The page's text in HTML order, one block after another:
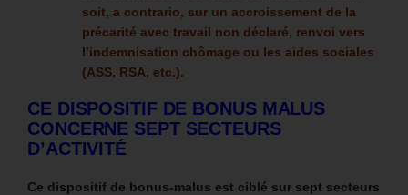
soit, a contrario, sur un accroissement de la
précarité avec travail non déclaré, renvoi vers
l’indemnisation chômage ou les aides sociales
(ASS, RSA, etc.).
CE DISPOSITIF DE BONUS MALUS
CONCERNE SEPT SECTEURS
D’ACTIVITÉ
Ce dispositif de bonus-malus est ciblé sur sept secteurs